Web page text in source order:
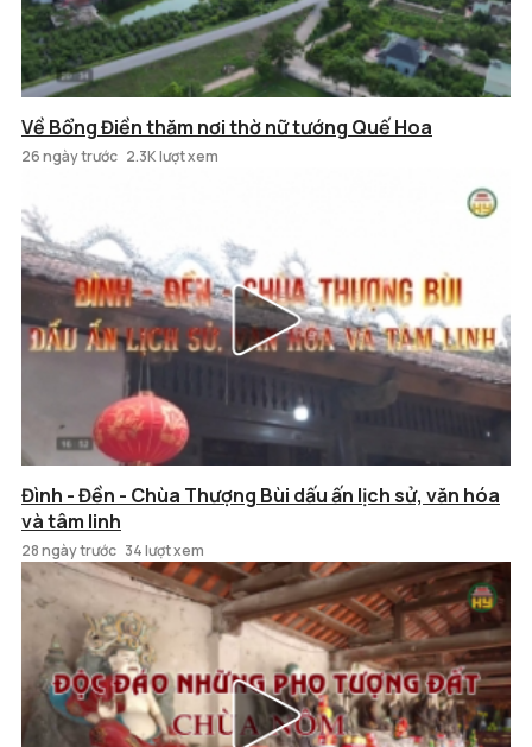
Về Bổng Điền thăm nơi thờ nữ tướng Quế Hoa
26 ngày trước 2.3K lượt xem
Đình - Đền - Chùa Thượng Bùi dấu ấn lịch sử, văn hóa
và tâm linh
28 ngày trước 34 lượt xem